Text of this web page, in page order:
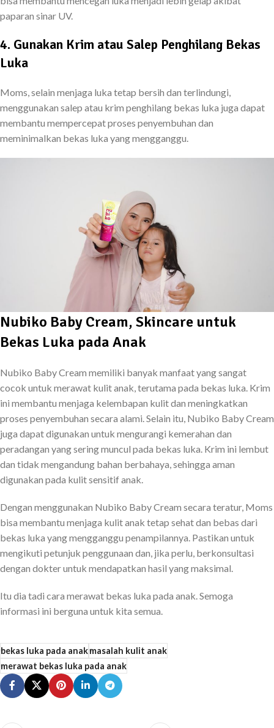
paparan sinar UV.
4. Gunakan Krim atau Salep Penghilang Bekas
Luka
Moms, selain menjaga luka tetap bersih dan terlindungi,
menggunakan salep atau krim penghilang bekas luka juga dapat
membantu mempercepat proses penyembuhan dan
meminimalkan bekas luka yang mengganggu.
Nubiko Baby Cream, Skincare untuk
Bekas Luka pada Anak
Nubiko Baby Cream memiliki banyak manfaat yang sangat
cocok untuk merawat kulit anak, terutama pada bekas luka. Krim
ini membantu menjaga kelembapan kulit dan meningkatkan
proses penyembuhan secara alami. Selain itu, Nubiko Baby Cream
juga dapat digunakan untuk mengurangi kemerahan dan
peradangan yang sering muncul pada bekas luka. Krim ini lembut
dan tidak mengandung bahan berbahaya, sehingga aman
digunakan pada kulit sensitif anak.
Dengan menggunakan Nubiko Baby Cream secara teratur, Moms
bisa membantu menjaga kulit anak tetap sehat dan bebas dari
bekas luka yang mengganggu penampilannya. Pastikan untuk
mengikuti petunjuk penggunaan dan, jika perlu, berkonsultasi
dengan dokter untuk mendapatkan hasil yang maksimal.
Itu dia tadi cara merawat bekas luka pada anak. Semoga
informasi ini berguna untuk kita semua.
bekas luka pada anakmasalah kulit anak
merawat bekas luka pada anak